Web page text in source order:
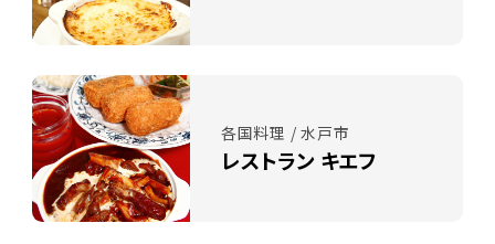
各国料理 / 水戸市
レストラン キエフ